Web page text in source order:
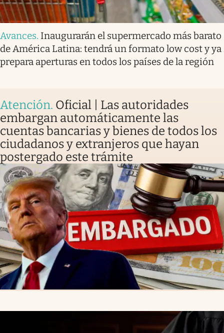
Avances. Inaugurarán el supermercado más barato
de América Latina: tendrá un formato low cost y ya
prepara aperturas en todos los países de la región
Atención. Oficial | Las autoridades
embargan automáticamente las
cuentas bancarias y bienes de todos los
ciudadanos y extranjeros que hayan
postergado este trámite